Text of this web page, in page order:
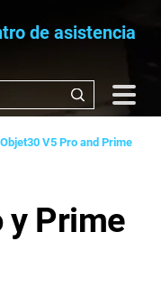
de asistencia
Objet30 V5 Pro and Prime
y Prime